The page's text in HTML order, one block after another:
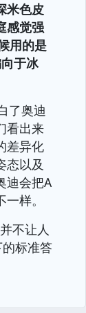
米色皮
感觉强
用的是
于冰
了奥迪
看出来
差异化
态以及
迪会把A
样。
不让人
的标准答